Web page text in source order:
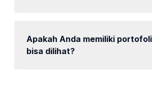
Apakah Anda memiliki
bisa dilihat?